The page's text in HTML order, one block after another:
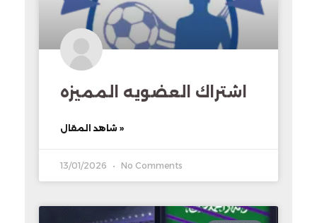
اشتراك العضويه المميزه
شاهد المقال »
13/01/2026 No Comments